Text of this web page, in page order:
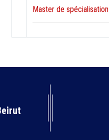
Master de